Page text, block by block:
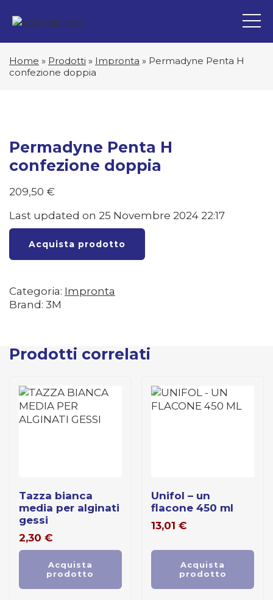
Home » Prodotti » Impronta » Permadyne Penta H
confezione doppia
Permadyne Penta H
confezione doppia
209,50 €
Last updated on 25 Novembre 2024 22:17
Acquista prodotto
Categoria: Impronta
Brand: 3M
Prodotti correlati
tazza bianca
media per alginati
gessi
2,30 €
Acquista
prodotto
unifol – un
flacone 450 ml
13,01 €
Acquista
prodotto